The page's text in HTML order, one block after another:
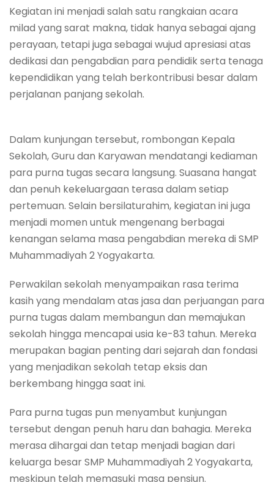
Kegiatan ini menjadi salah satu rangkaian acara
milad yang sarat makna, tidak hanya sebagai ajang
perayaan, tetapi juga sebagai wujud apresiasi atas
dedikasi dan pengabdian para pendidik serta tenaga
kependidikan yang telah berkontribusi besar dalam
perjalanan panjang sekolah.
Dalam kunjungan tersebut, rombongan Kepala
Sekolah, Guru dan Karyawan mendatangi kediaman
para purna tugas secara langsung. Suasana hangat
dan penuh kekeluargaan terasa dalam setiap
pertemuan. Selain bersilaturahim, kegiatan ini juga
menjadi momen untuk mengenang berbagai
kenangan selama masa pengabdian mereka di SMP
Muhammadiyah 2 Yogyakarta.
Perwakilan sekolah menyampaikan rasa terima
kasih yang mendalam atas jasa dan perjuangan para
purna tugas dalam membangun dan memajukan
sekolah hingga mencapai usia ke-83 tahun. Mereka
merupakan bagian penting dari sejarah dan fondasi
yang menjadikan sekolah tetap eksis dan
berkembang hingga saat ini.
Para purna tugas pun menyambut kunjungan
tersebut dengan penuh haru dan bahagia. Mereka
merasa dihargai dan tetap menjadi bagian dari
keluarga besar SMP Muhammadiyah 2 Yogyakarta,
meskipun telah memasuki masa pensiun.